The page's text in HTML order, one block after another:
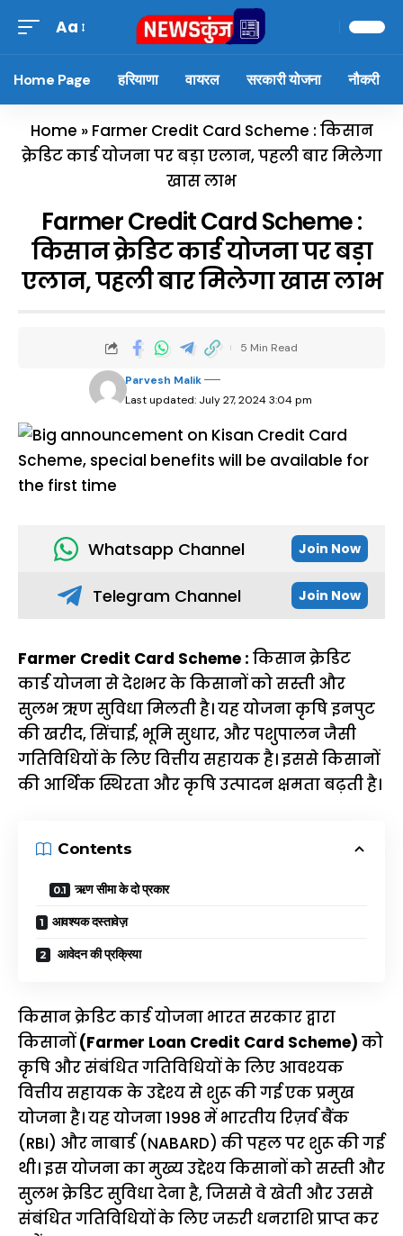
Aa
Home Page हरियाणा वायरल सरकारी योजना नौकरी
Home » Farmer Credit Card Scheme : किसान
क्रेडिट कार्ड योजना पर बड़ा एलान, पहली बार मिलेगा
खास लाभ
Farmer Credit Card Scheme :
किसान क्रेडिट कार्ड योजना पर बड़ा
एलान, पहली बार मिलेगा खास लाभ
Last updated: July 27, 2024 3:04 pm
Parvesh Malik
5 Min Read
Whatsapp Channel Join Now
Telegram Channel Join Now
Farmer Credit Card Scheme : किसान क्रेडिट
कार्ड योजना से देशभर के किसानों को सस्ती और
सुलभ ऋण सुविधा मिलती है। यह योजना कृषि इनपुट
की खरीद, सिंचाई, भूमि सुधार, और पशुपालन जैसी
गतिविधियों के लिए वित्तीय सहायक है। इससे किसानों
की आर्थिक स्थिरता और कृषि उत्पादन क्षमता बढ़ती है।
Contents
ऋण सीमा के दो प्रकार
आवश्यक दस्तावेज़
आवेदन की प्रक्रिया
किसान क्रेडिट कार्ड योजना भारत सरकार द्वारा
किसानों(Farmer Loan Credit Card Scheme) को
कृषि और संबंधित गतिविधियों के लिए आवश्यक
वित्तीय सहायक के उद्देश्य से शुरू की गई एक प्रमुख
योजना है। यह योजना 1998 में भारतीय रिज़र्व बैंक
(RBI) और नाबार्ड (NABARD) की पहल पर शुरू की गई
थी। इस योजना का मुख्य उद्देश्य किसानों को सस्ती और
सुलभ क्रेडिट सुविधा देना है, जिससे वे खेती और उससे
संबंधित गतिविधियों के लिए जरुरी धनराशि प्राप्त कर